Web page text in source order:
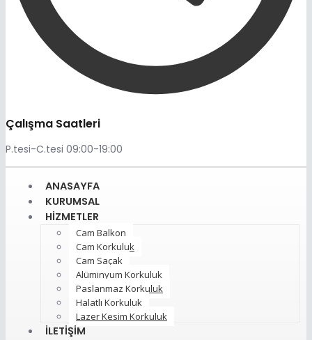
Çalışma Saatleri
P.tesi-C.tesi 09:00-19:00
ANASAYFA
KURUMSAL
HIZMETLER
Cam Balkon
Cam Korkuluk
Cam Saçak
Alüminyum Korkuluk
Paslanmaz Korkuluk
Halatlı Korkuluk
Lazer Kesim Korkuluk
İLETIŞIM